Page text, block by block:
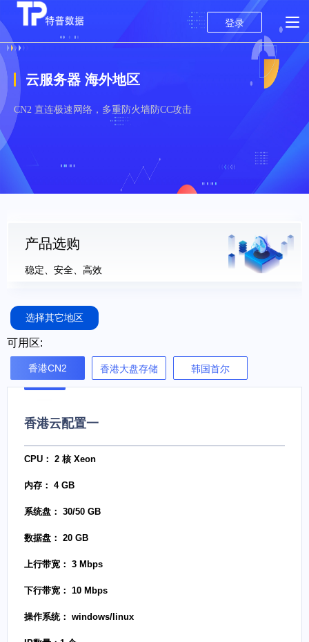
登录
云服务器 海外地区
CN2 直连极速网络，多重防火墙防CC攻击
产品选购
稳定、安全、高效
选择其它地区
可用区:
香港CN2 香港大盘存储 韩国首尔
香港云配置一
CPU： 2 核 Xeon
内存： 4 GB
系统盘： 30/50 GB
数据盘： 20 GB
上行带宽： 3 Mbps
下行带宽： 10 Mbps
操作系统： windows/linux